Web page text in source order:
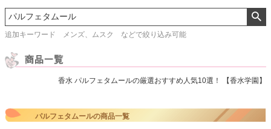
追加キーワード メンズ、ムスク などで絞り込み可能
香水 パルフェタムールの厳選おすすめ人気10選！ 【香水学園】
パルフェタムールの商品一覧